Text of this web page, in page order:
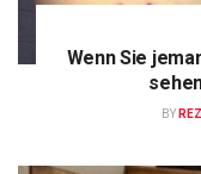
Wenn Sie
BY